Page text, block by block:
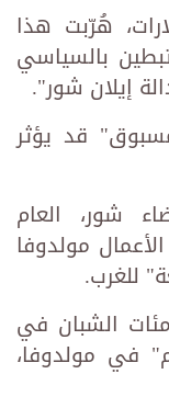
هُرّبت هذا
بالسياسي
إيلان شور".
قد يؤثر
شور، العام
مولدوفا
للغرب.
الشبان في
في مولدوفا،